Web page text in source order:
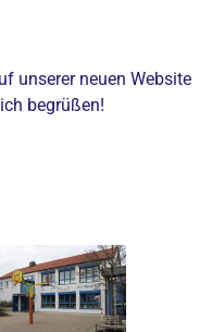
unserer neuen Website
begrüßen!